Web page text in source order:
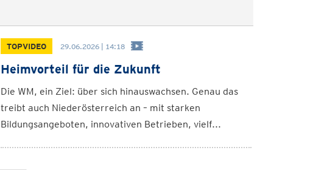
TOPVIDEO 29.06.2026 | 14:18
Heimvorteil für die Zukunft
Die WM, ein Ziel: über sich hinauswachsen. Genau das
treibt auch Niederösterreich an – mit starken
Bildungsangeboten, innovativen Betrieben, vielf...